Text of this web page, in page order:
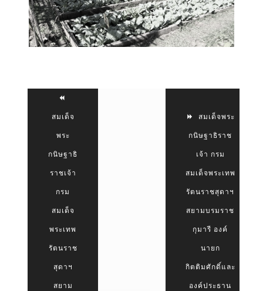
สมเด็จ
พระ
กนิษฐาธิ
ราชเจ้า
กรม
สมเด็จ
พระเทพ
รัตนราช
สุดาฯ
สยาม
สมเด็จพระ
กนิษฐาธิราช
เจ้า กรม
สมเด็จพระเทพ
รัตนราชสุดาฯ
สยามบรมราช
กุมารี องค์
นายก
กิตติมศักดิ์และ
องค์ประธาน